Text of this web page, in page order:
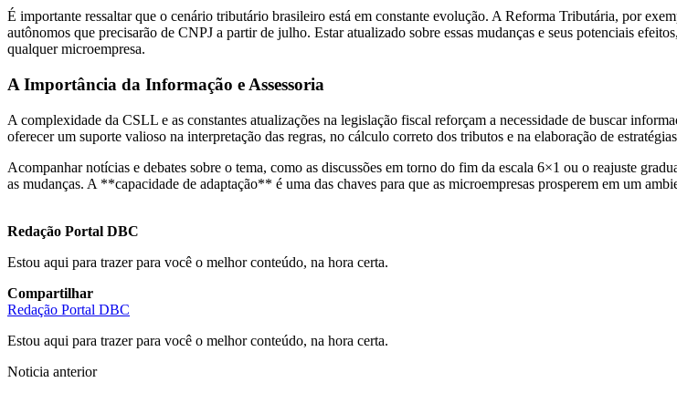
É importante ressaltar que o cenário tributário brasileiro está em constante evolução. A Reforma Tributária, por
autônomos que precisarão de CNPJ a partir de julho. Estar atualizado sobre essas mudanças e seus potenciais
qualquer microempresa.
A Importância da Informação e Assessoria
A complexidade da CSLL e as constantes atualizações na legislação fiscal reforçam a necessidade de buscar
oferecer um suporte valioso na interpretação das regras, no cálculo correto dos tributos e na elaboração de
Acompanhar notícias e debates sobre o tema, como as discussões em torno do fim da escala 6×1 ou o reajuste
as mudanças. A **capacidade de adaptação** é uma das chaves para que as microempresas prosperem em um
Redação Portal DBC
Estou aqui para trazer para você o melhor conteúdo, na hora certa.
Compartilhar
Redação Portal DBC
Estou aqui para trazer para você o melhor conteúdo, na hora certa.
Noticia anterior